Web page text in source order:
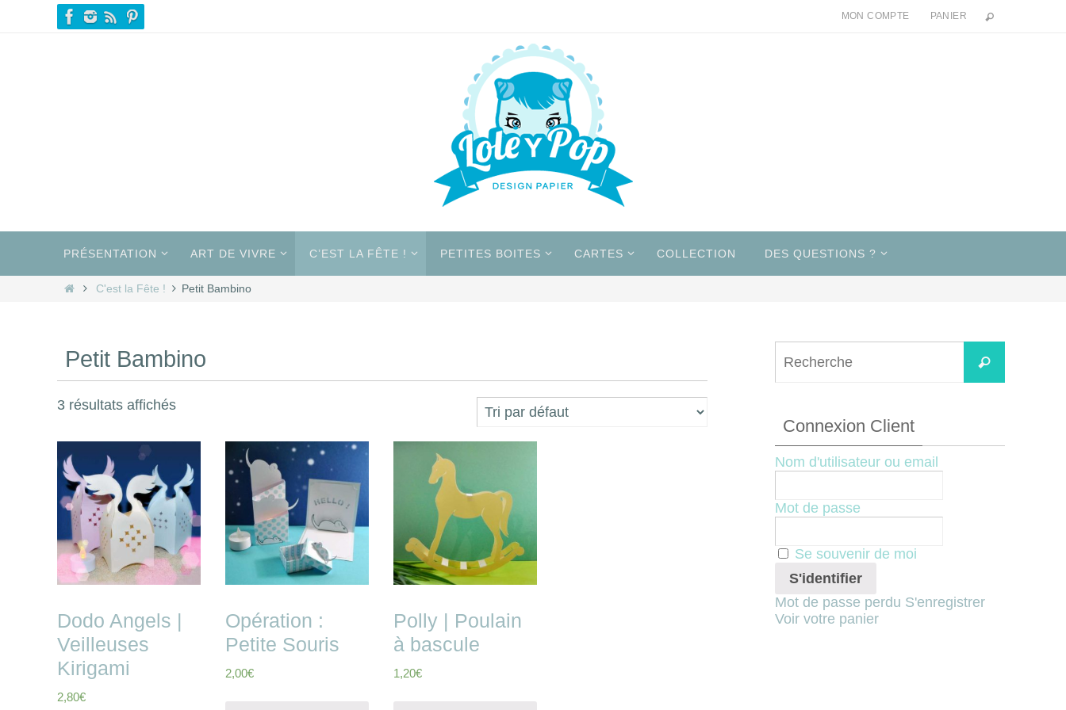
MON COMPTE PANIER
contenu
PRÉSENTATION ART DE VIVRE C’EST LA FÊTE ! PETITES BOITES CARTES COLLECTION DES QUESTIONS ?
HomeC'est la Fête ! Petit Bambino
Petit Bambino
3 résultats affichés
Dodo Angels |
Veilleuses
Kirigami
2,80€
Opération :
Petite Souris
2,00€
Polly | Poulain
à bascule
1,20€
Recherche
Connexion Client
Nom d'utilisateur ou email
Mot de passe
Se souvenir de moi
Mot de passe perdu S'enregistrer
Voir votre panier